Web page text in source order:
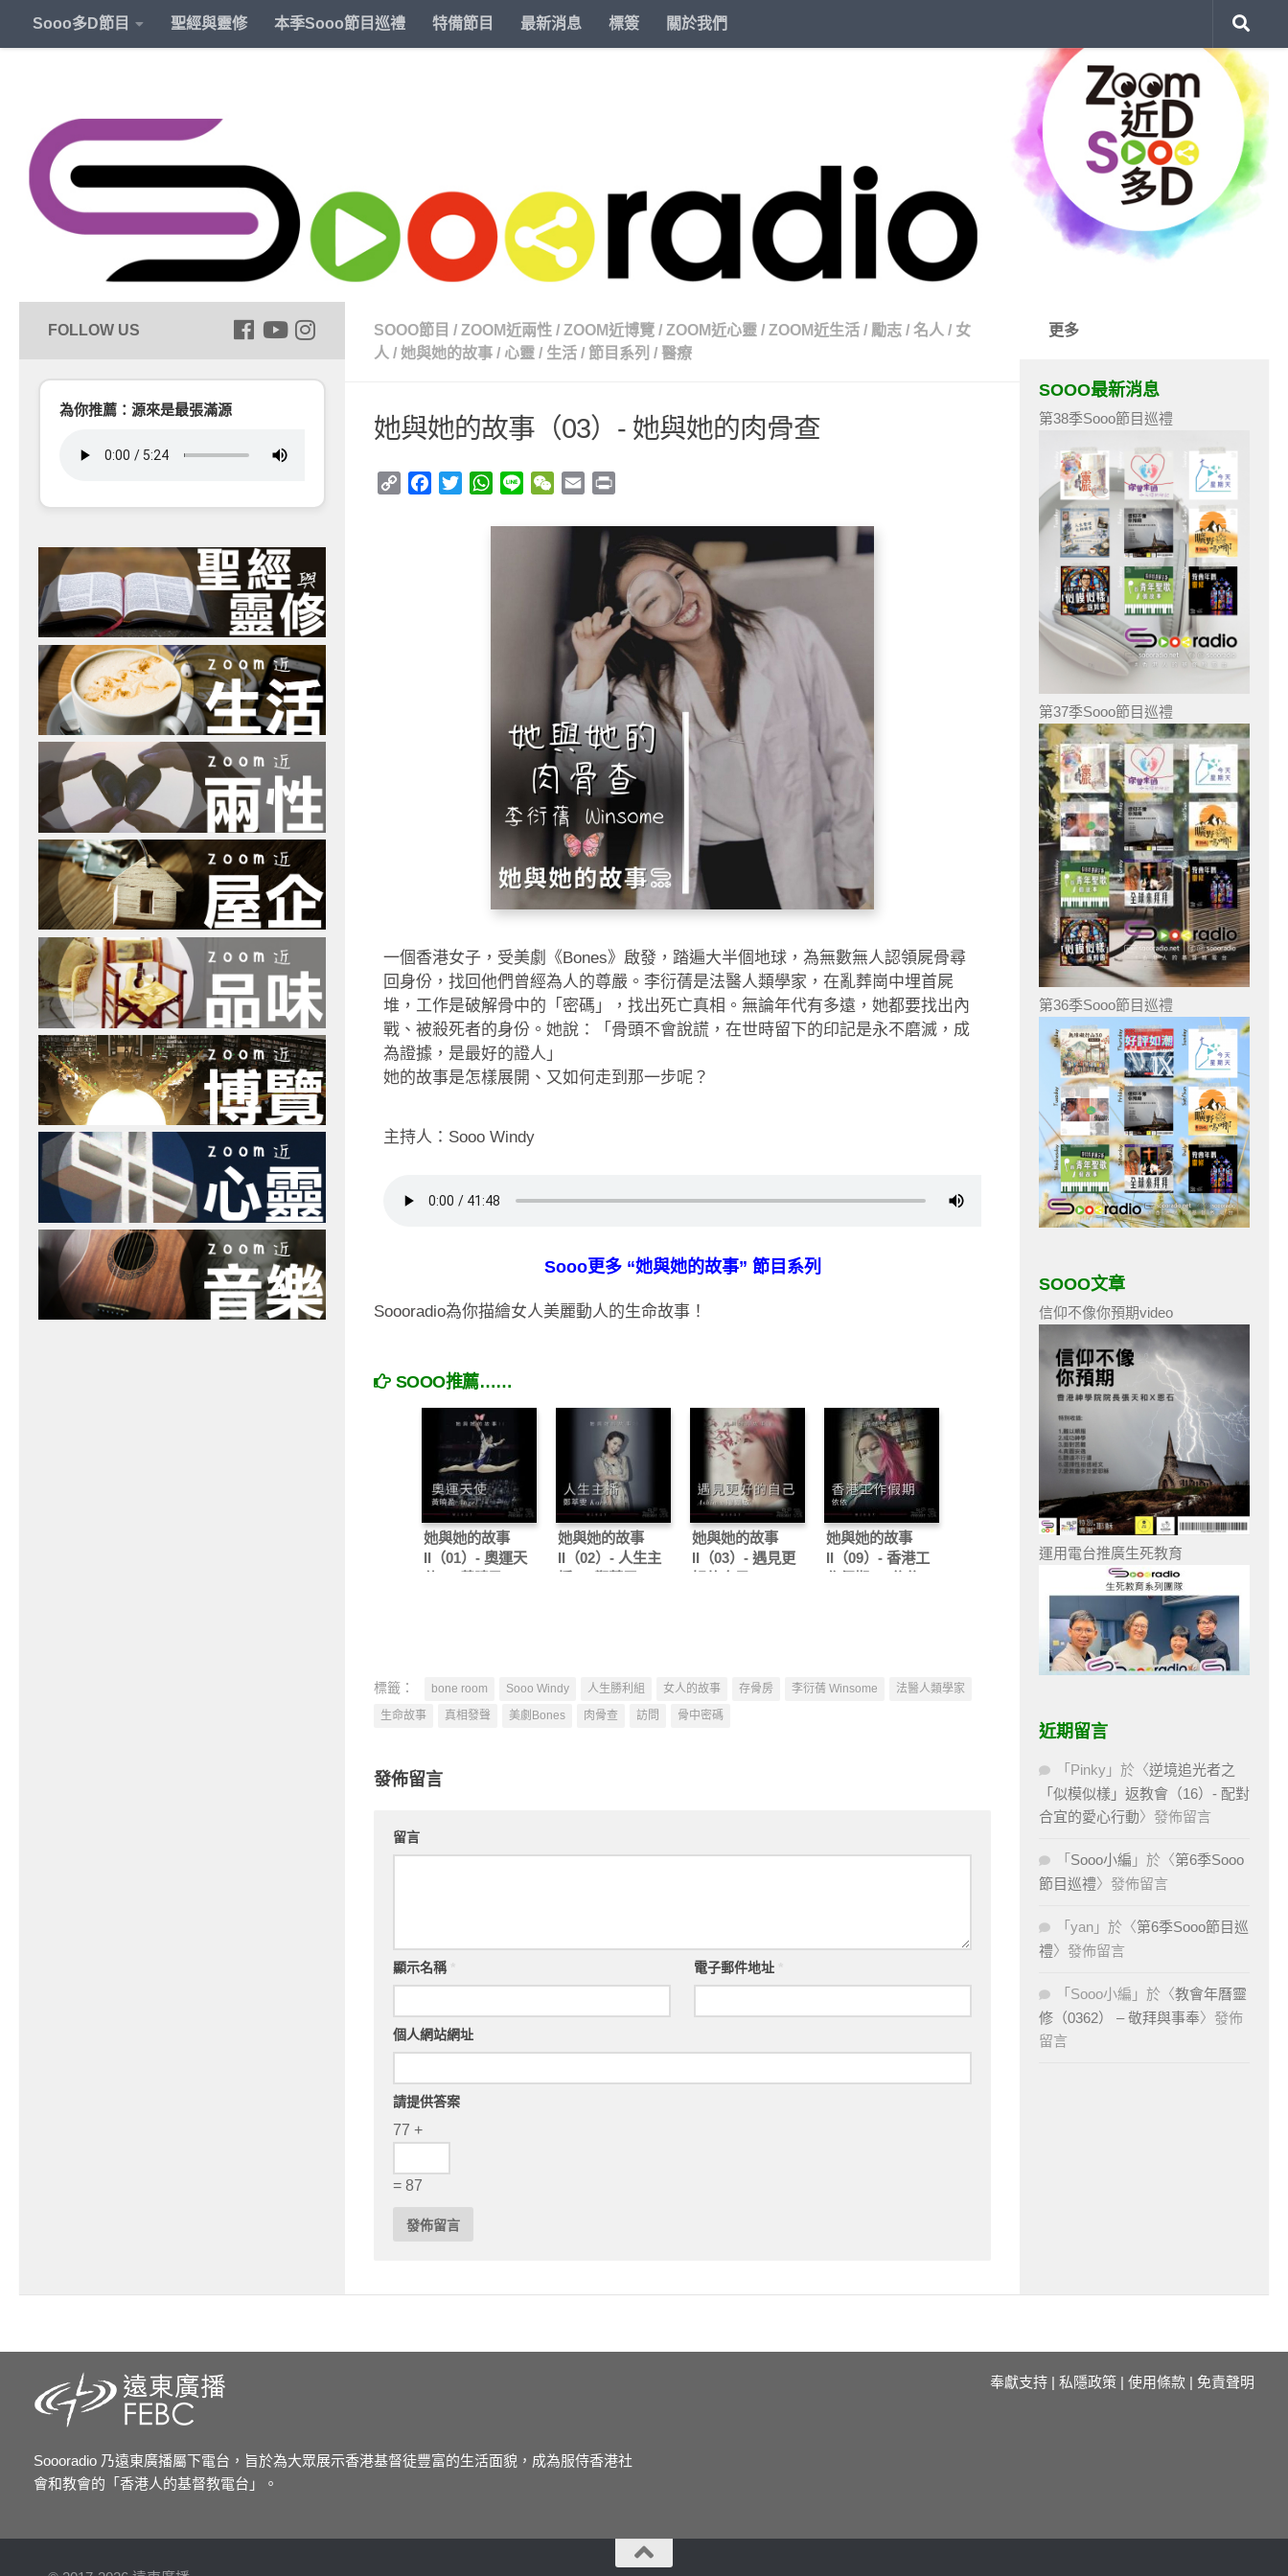
Sooo多D節目 聖經與靈修 本季Sooo節目巡禮 特備節目 最新消息 標簽 關於我們
SOOO節目 / ZOOM近兩性 / ZOOM近博覽 / ZOOM近心靈 / ZOOM近生活 / 勵志 / 名人 / 女
人 / 她與她的故事 / 心靈 / 生活 / 節目系列 / 醫療
她與她的故事（03）- 她與她的肉骨查
Copy
Facebook
TwitterWhatsApp
Line WeChat
Email
一個香港女子，受美劇《Bones》啟發，踏遍大半個地球，為無數無人認領屍骨尋
回身份，找回他們曾經為人的尊嚴。李衍蒨是法醫人類學家，在亂葬崗中埋首屍
堆，工作是破解骨中的「密碼」，找出死亡真相。無論年代有多遠，她都要找出內
戰、被殺死者的身份。她說：「骨頭不會說謊，在世時留下的印記是永不磨滅，成
為證據，是最好的證人」
她的故事是怎樣展開、又如何走到那一步呢？
主持人：Sooo Windy
Sooo更多 “她與她的故事” 節目系列
Soooradio為你描繪女人美麗動人的生命故事！
SOOO推薦……
她與她的故事
II（01）- 奧運天
她與她的故事
II（02）- 人生主
她與她的故事
II（03）- 遇見更
她與她的故事
II（09）- 香港工
標籤： bone room Sooo Windy 人生勝利組 女人的故事 存骨房 李衍蒨 Winsome
法醫人類學家
生命故事
真相發聲 美劇Bones 肉骨查 訪問 骨中密碼
發佈留言
留言
顯示名稱 電子郵件地址
個人網站網址
請提供答案
77 +
= 87
為你推薦：源來是最張滿源
更多
SOOO最新消息
第38季Sooo節目巡禮
第37季Sooo節目巡禮
第36季Sooo節目巡禮
SOOO文章
信仰不像你預期video
運用電台推廣生死教育
近期留言
「 Pinky 」於〈逆境追光者之
「似模似樣」返教會（16）- 配對
合宜的愛心行動〉發佈留言
「 Sooo小編 」於〈第6季Sooo
節目巡禮〉發佈留言
「 yan 」於〈第6季Sooo節目巡
禮〉發佈留言
「 Sooo小編 」於〈教會年曆靈
修（0362） – 敬拜與事奉〉發佈
留言
Soooradio 乃遠東廣播屬下電台，旨於為大眾展示香港基督徒豐富的生活面貌，成為服侍香港社
會和教會的「香港人的基督教電台」。
奉獻支持 | 私隱政策 | 使用條款 | 免責聲明